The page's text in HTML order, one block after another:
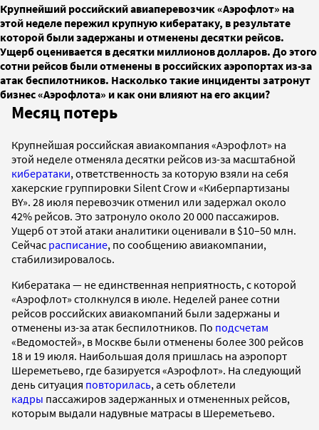
Крупнейший российский авиаперевозчик «Аэрофлот» на
этой неделе пережил крупную кибератаку, в результате
которой были задержаны и отменены десятки рейсов.
Ущерб оценивается в десятки миллионов долларов. До этого
сотни рейсов были отменены в российских аэропортах из-за
атак беспилотников. Насколько такие инциденты затронут
бизнес «Аэрофлота» и как они влияют на его акции?
Месяц потерь
Крупнейшая российская авиакомпания «Аэрофлот» на
этой неделе отменяла десятки рейсов из-за масштабной
кибератаки, ответственность за которую взяли на себя
хакерские группировки Silent Crow и «Киберпартизаны
BY». 28 июля перевозчик отменил или задержал около
42% рейсов. Это затронуло около 20 000 пассажиров.
Ущерб от этой атаки аналитики оценивали в $10–50 млн.
Сейчас расписание, по сообщению авиакомпании,
стабилизировалось.
Кибератака — не единственная неприятность, с которой
«Аэрофлот» столкнулся в июле. Неделей ранее сотни
рейсов российских авиакомпаний были задержаны и
отменены из-за атак беспилотников. По подсчетам
«Ведомостей», в Москве были отменены более 300 рейсов
18 и 19 июля. Наибольшая доля пришлась на аэропорт
Шереметьево, где базируется «Аэрофлот». На следующий
день ситуация повторилась, а сеть облетели
кадры пассажиров задержанных и отмененных рейсов,
которым выдали надувные матрасы в Шереметьево.